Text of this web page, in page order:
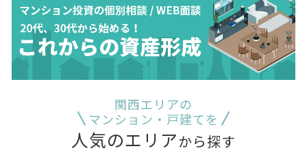
関西エリアの
マンション・戸建てを
人気のエリアから探す